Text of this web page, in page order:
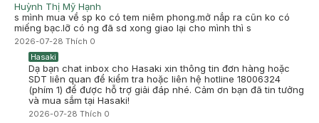
Hasaki -2025-09-20
Hasaki xin chào! Hasaki cảm ơn Ngân Thanh đã dành thời
gian đánh giá. Sự hài lòng của khách hàng là động lực to lớn
để Hasaki ngày càng phát triển hơn nữa về chất lượng dịch
vụ. Cảm ơn bạn đã tin tưởng và mua sắm tại Hasaki!
Huỳnh Thị Mỹ Hạnh
s mình mua về sp ko có tem niêm phong.mở nắp ra cũn ko có
miếng bạc.lỡ có ng đã sd xong giao lại cho mình thì s
2026-07-28 Thích 0
Hasaki
Dạ bạn chat inbox cho Hasaki xin thông tin đơn hàng hoặc
SDT liên quan để kiểm tra hoặc liên hệ hotline 18006324
(phím 1) để được hỗ trợ giải đáp nhé. Cảm ơn bạn đã tin tưởng
và mua sắm tại Hasaki!
2026-07-28 Thích 0